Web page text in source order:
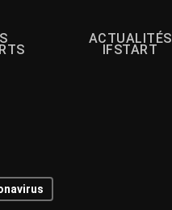
ACTUALITÉS
IFSTART